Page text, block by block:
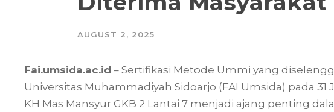
AUGUST 2, 2025
Fai.umsida.ac.id – Sertifikasi Metode Ummi yang
Universitas Muhammadiyah Sidoarjo (FAI Umsida) pada 31
KH Mas Mansyur GKB 2 Lantai 7 menjadi ajang penting